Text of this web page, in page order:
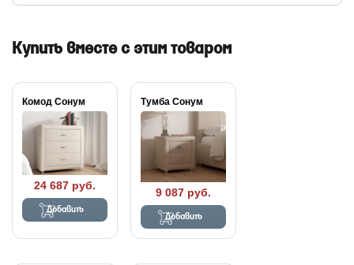
Купить вместе с этим товаром
Комод Сонум
24 687 руб.
Добавить
Тумба Сонум
9 087 руб.
Добавить